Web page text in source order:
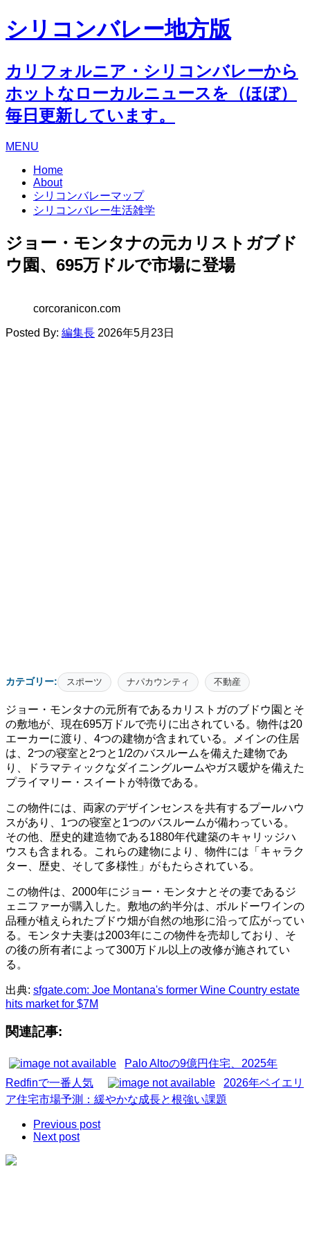
シリコンバレー地方版
カリフォルニア・シリコンバレーから
ホットなローカルニュースを（ほぼ）
毎日更新しています。
MENU
Home
About
シリコンバレーマップ
シリコンバレー生活雑学
ジョー・モンタナの元カリストガブド
ウ園、695万ドルで市場に登場
corcoranicon.com
Posted By: 編集長 2026年5月23日
カテゴリー: スポーツ ナパカウンティ 不動産
ジョー・モンタナの元所有であるカリストガのブドウ園とそ
の敷地が、現在695万ドルで売りに出されている。物件は20
エーカーに渡り、4つの建物が含まれている。メインの住居
は、2つの寝室と2つと1/2のバスルームを備えた建物であ
り、ドラマティックなダイニングルームやガス暖炉を備えた
プライマリー・スイートが特徴である。
この物件には、両家のデザインセンスを共有するプールハウ
スがあり、1つの寝室と1つのバスルームが備わっている。
その他、歴史的建造物である1880年代建築のキャリッジハ
ウスも含まれる。これらの建物により、物件には「キャラク
ター、歴史、そして多様性」がもたらされている。
この物件は、2000年にジョー・モンタナとその妻であるジ
ェニファーが購入した。敷地の約半分は、ボルドーワインの
品種が植えられたブドウ畑が自然の地形に沿って広がってい
る。モンタナ夫妻は2003年にこの物件を売却しており、そ
の後の所有者によって300万ドル以上の改修が施されてい
る。
出典: sfgate.com: Joe Montana's former Wine Country estate
hits market for $7M
関連記事:
Palo Altoの9億円住宅、2025年
Redfinで一番人気
2026年ベイエリ
ア住宅市場予測：緩やかな成長と根強い課題
Previous post
Next post